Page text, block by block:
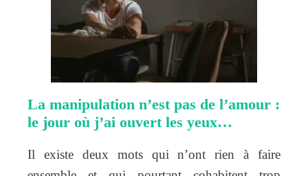
La manipulation n’est pas de l’amour :
le jour où j’ai ouvert les yeux…
Il existe deux mots qui n’ont rien à faire